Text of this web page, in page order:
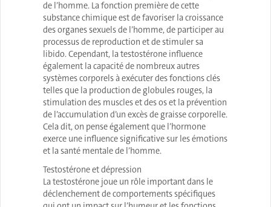
de l’homme. La fonction première de cette
substance chimique est de favoriser la croissance
des organes sexuels de l’homme, de participer au
processus de reproduction et de stimuler sa
libido. Cependant, la testostérone influence
également la capacité de nombreux autres
systèmes corporels à exécuter des fonctions clés
telles que la production de globules rouges, la
stimulation des muscles et des os et la prévention
de l’accumulation d’un excès de graisse corporelle.
Cela dit, on pense également que l’hormone
exerce une influence significative sur les émotions
et la santé mentale de l’homme.
Testostérone et dépression
La testostérone joue un rôle important dans le
déclenchement de comportements spécifiques